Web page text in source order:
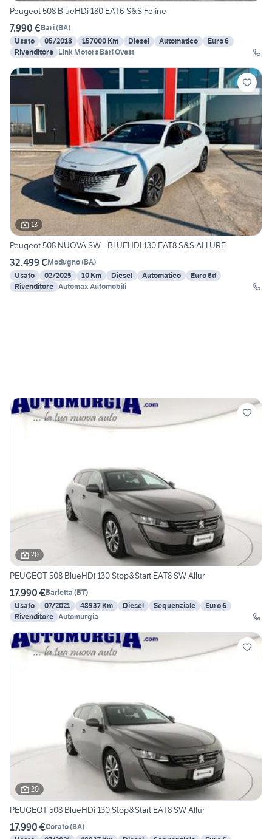
Peugeot 508 BlueHDi 180 EAT6 S&S Feline
7.990 €Bari(BA)
Usato
05/2018 157000 Km Diesel Automatico
Euro 6
Rivenditore Link Motors Bari Ovest
13
Peugeot 508 NUOVA SW - BLUEHDI 130 EAT8 S&S ALLURE
32.499 €Modugno(BA)
Usato
02/2025 10 Km Diesel Automatico
Euro 6d
Rivenditore Automax Automobili
20
PEUGEOT 508 BlueHDi 130 Stop&Start EAT8 SW Allur
17.990 €Barletta (BT)
Usato
07/2021 48937 Km Diesel Sequenziale
Euro 6
Rivenditore Automurgia
20
PEUGEOT 508 BlueHDi 130 Stop&Start EAT8 SW Allur
17.990 €Corato(BA)